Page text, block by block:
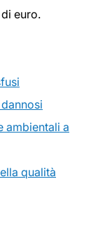
euro.
ambientali a
qualità